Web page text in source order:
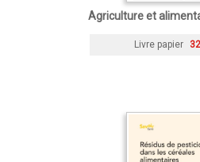
Agriculture et
Livre papier